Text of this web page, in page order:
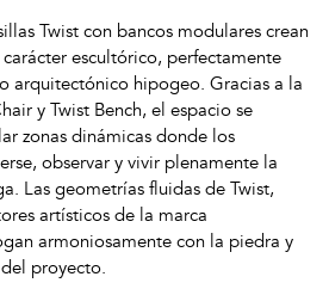
Twist con bancos modulares crean
escultórico, perfectamente
arquitectónico hipogeo. Gracias a la
y Twist Bench, el espacio se
zonas dinámicas donde los
observar y vivir plenamente la
Las geometrías fluidas de Twist,
artísticos de la marca
armoniosamente con la piedra y
proyecto.